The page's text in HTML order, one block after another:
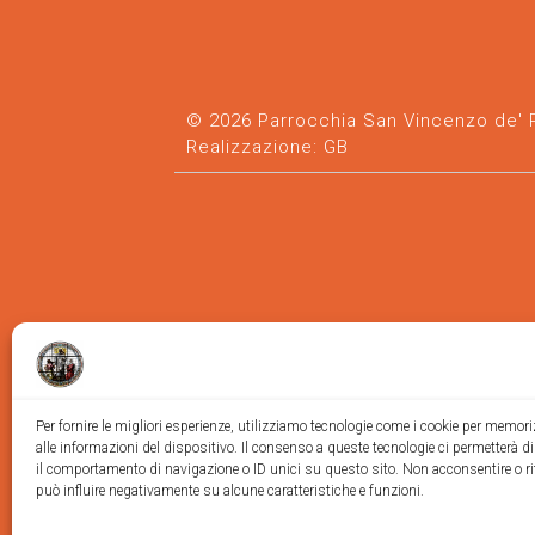
Per fornire le migliori esperienze, utilizziamo tecnologie come i cookie per
alle informazioni del dispositivo. Il consenso a queste tecnologie ci permetterà
il comportamento di navigazione o ID unici su questo sito. Non acconsentire o
può influire negativamente su alcune caratteristiche e funzioni.
© 2026 Parrocchia San Vincenzo de'
Realizzazione: GB